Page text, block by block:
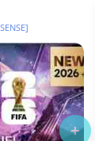
+